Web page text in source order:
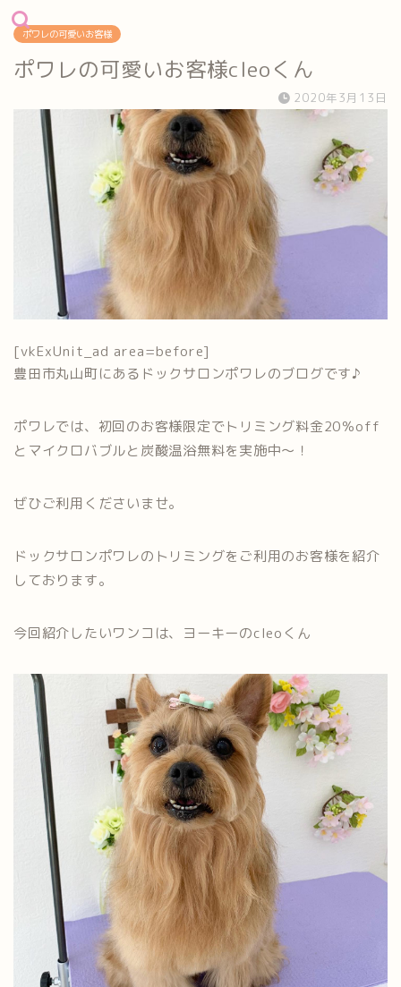
ポワレの可愛いお客様
ポワレの可愛いお客様cleoくん
2020年3月13日
[vkExUnit_ad area=before]
豊田市丸山町にあるドックサロンポワレのブログです♪
ポワレでは、初回のお客様限定でトリミング料金20％off
とマイクロバブルと炭酸温浴無料を実施中～！
ぜひご利用くださいませ。
ドックサロンポワレのトリミングをご利用のお客様を紹介
しております。
今回紹介したいワンコは、ヨーキーのcleoくん